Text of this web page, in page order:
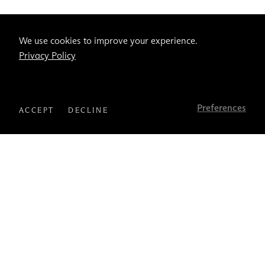
We use cookies to improve your experience.
Privacy Policy
ACCEPT DECLINE Preferences